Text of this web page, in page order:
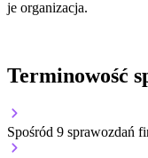
je organizacja.
Terminowość
Spośród 9 sprawozdań